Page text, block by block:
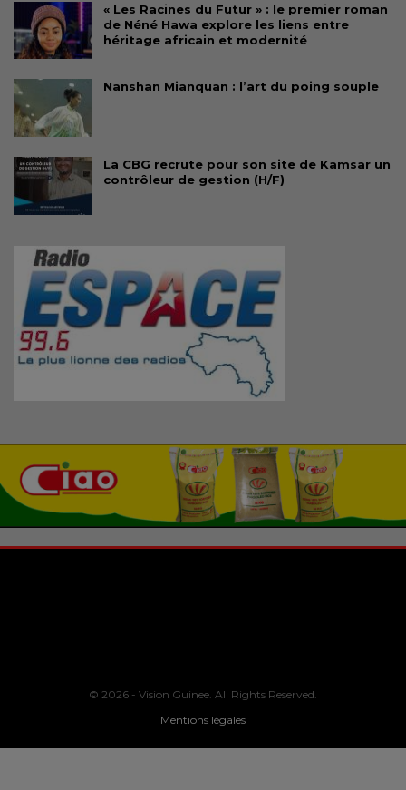
« Les Racines du Futur » : le premier roman
de Néné Hawa explore les liens entre
héritage africain et modernité
Nanshan Mianquan : l’art du poing souple
La CBG recrute pour son site de Kamsar un
contrôleur de gestion (H/F)
© 2026 - Vision Guinee. All Rights Reserved.
Mentions légales